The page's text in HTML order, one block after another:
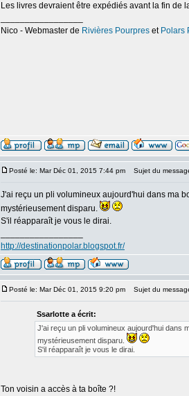
Les livres devraient être expédiés avant la fin de
Nico - Webmaster de Rivières Pourpres et Polars
Posté le: Mar Déc 01, 2015 7:44 pm Sujet du
J'ai reçu un pli volumineux aujourd'hui dans ma
mystérieusement disparu.
S'il réapparaît je vous le dirai.
http://destinationpolar.blogspot.fr/
Posté le: Mar Déc 01, 2015 9:20 pm Sujet du
Ssarlotte a écrit:
J'ai reçu un pli volumineux aujourd'hui dans
mystérieusement disparu.
S'il réapparaît je vous le dirai.
Ton voisin a accès à ta boîte ?!